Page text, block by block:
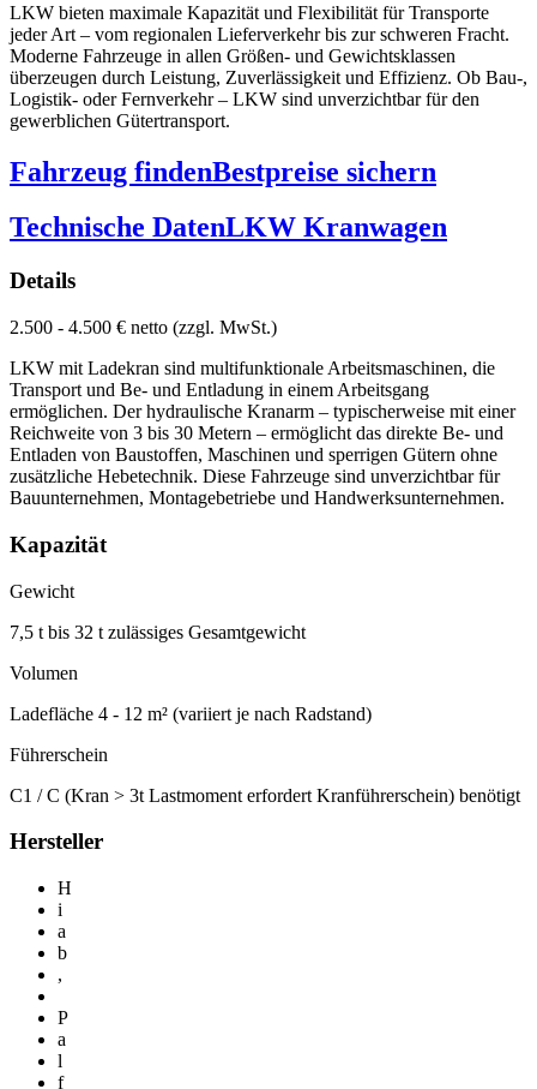
LKW bieten maximale Kapazität und Flexibilität für Transporte
jeder Art – vom regionalen Lieferverkehr bis zur schweren Fracht.
Moderne Fahrzeuge in allen Größen- und Gewichtsklassen
überzeugen durch Leistung, Zuverlässigkeit und Effizienz. Ob Bau-,
Logistik- oder Fernverkehr – LKW sind unverzichtbar für den
gewerblichen Gütertransport.
Fahrzeug findenBestpreise sichern
Technische DatenLKW Kranwagen
Details
2.500 - 4.500 € netto (zzgl. MwSt.)
LKW mit Ladekran sind multifunktionale Arbeitsmaschinen, die
Transport und Be- und Entladung in einem Arbeitsgang
ermöglichen. Der hydraulische Kranarm – typischerweise mit einer
Reichweite von 3 bis 30 Metern – ermöglicht das direkte Be- und
Entladen von Baustoffen, Maschinen und sperrigen Gütern ohne
zusätzliche Hebetechnik. Diese Fahrzeuge sind unverzichtbar für
Bauunternehmen, Montagebetriebe und Handwerksunternehmen.
Kapazität
Gewicht
7,5 t bis 32 t zulässiges Gesamtgewicht
Volumen
Ladefläche 4 - 12 m² (variiert je nach Radstand)
Führerschein
C1 / C (Kran > 3t Lastmoment erfordert Kranführerschein) benötigt
Hersteller
H
i
a
b
,
P
a
l
f